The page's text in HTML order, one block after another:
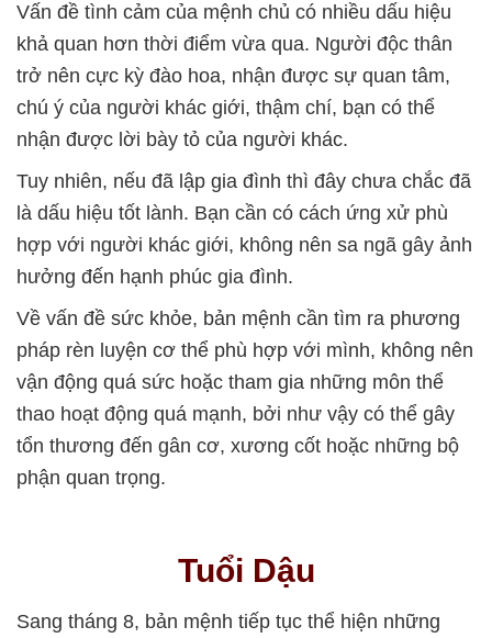
Vấn đề tình cảm của mệnh chủ có nhiều dấu hiệu
khả quan hơn thời điểm vừa qua. Người độc thân
trở nên cực kỳ đào hoa, nhận được sự quan tâm,
chú ý của người khác giới, thậm chí, bạn có thể
nhận được lời bày tỏ của người khác.
Tuy nhiên, nếu đã lập gia đình thì đây chưa chắc đã
là dấu hiệu tốt lành. Bạn cần có cách ứng xử phù
hợp với người khác giới, không nên sa ngã gây ảnh
hưởng đến hạnh phúc gia đình.
Về vấn đề sức khỏe, bản mệnh cần tìm ra phương
pháp rèn luyện cơ thể phù hợp với mình, không nên
vận động quá sức hoặc tham gia những môn thể
thao hoạt động quá mạnh, bởi như vậy có thể gây
tổn thương đến gân cơ, xương cốt hoặc những bộ
phận quan trọng.
Tuổi Dậu
Sang tháng 8, bản mệnh tiếp tục thể hiện những